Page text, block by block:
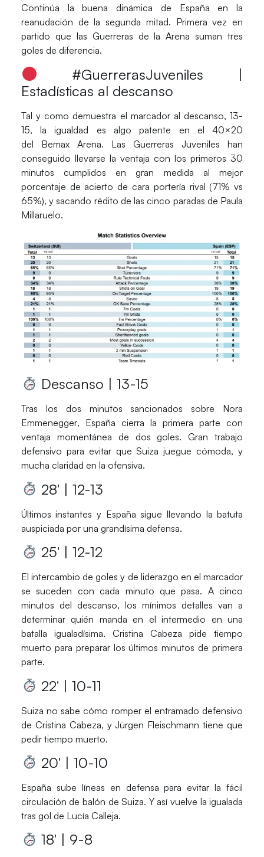
Continúa la buena dinámica de España en la
reanudación de la segunda mitad. Primera vez en
partido que las Guerreras de la Arena suman tres
goles de diferencia.
#GuerrerasJuveniles |
Estadísticas al descanso
Tal y como demuestra el marcador al descanso, 13-
15, la igualdad es algo patente en el 40×20
del Bemax Arena. LasGuerreras Juveniles han
conseguido llevarse la ventaja con los primeros 30
minutos cumplidos en gran medida al mejor
porcentaje de acierto de cara portería rival (71% vs
65%), y sacando rédito de las cinco paradas de Paula
Millaruelo.
Descanso | 13-15
Tras los dos minutos sancionados sobre Nora
Emmenegger, España cierra la primera parte con
ventaja momentánea de dos goles. Gran trabajo
defensivo para evitar queSuiza juegue cómoda, y
mucha claridad en la ofensiva.
28′ | 12-13
Últimos instantes y España sigue llevando la batuta
auspiciada por una grandísima defensa.
25′ | 12-12
El intercambio de goles y de liderazgo en el marcador
se suceden con cada minuto que pasa. A cinco
minutos del descanso, los mínimos detalles van a
determinar quién manda en el intermedio en una
batalla igualadísima. Cristina Cabeza pide tiempo
muerto para preparar los últimos minutos de primera
parte.
22′ | 10-11
Suiza no sabe cómo romper el entramado defensivo
de Cristina Cabeza, yJürgen Fleischmann tiene que
pedir tiempo muerto.
20′ | 10-10
España sube líneas en defensa para evitar la fácil
circulación de balón deSuiza. Y así vuelve la igualada
tras gol de Lucía Calleja.
18′ | 9-8